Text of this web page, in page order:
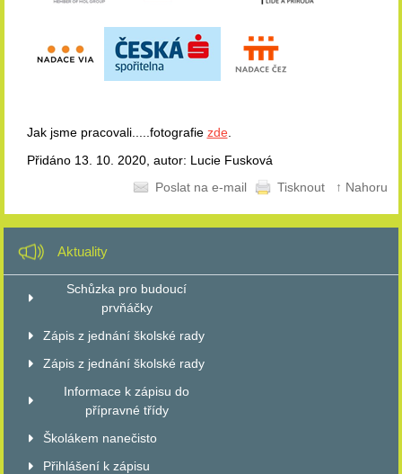
Jak jsme pracovali.....fotografie zde.
Přidáno 13. 10. 2020, autor: Lucie Fusková
Poslat na e-mail
Tisknout ↑ Nahoru
Aktuality
Schůzka pro budoucí
prvňáčky
Zápis z jednání školské rady
Zápis z jednání školské rady
Informace k zápisu do
přípravné třídy
Školákem nanečisto
Přihlášení k zápisu